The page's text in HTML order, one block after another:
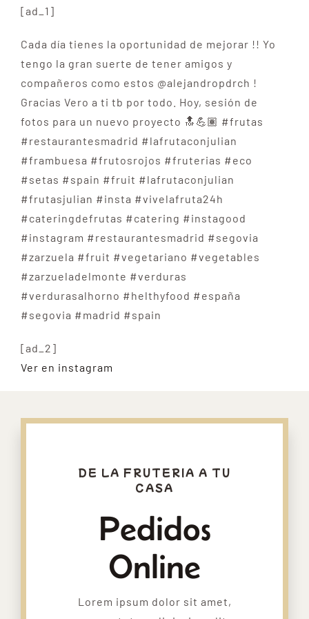
[ad_1]
Cada día tienes la oportunidad de mejorar !! Yo
tengo la gran suerte de tener amigos y
compañeros como estos @alejandropdrch !
Gracias Vero a ti tb por todo. Hoy, sesión de
fotos para un nuevo proyecto 🔝💪🏽 #frutas
#restaurantesmadrid #lafrutaconjulian
#frambuesa #frutosrojos #fruterias #eco
#setas #spain #fruit #lafrutaconjulian
#frutasjulian #insta #vivelafruta24h
#cateringdefrutas #catering #instagood
#instagram #restaurantesmadrid #segovia
#zarzuela #fruit #vegetariano #vegetables
#zarzueladelmonte #verduras
#verdurasalhorno #helthyfood #españa
#segovia #madrid #spain
[ad_2]
Ver en instagram
DE LA FRUTERIA A TU
CASA
Pedidos
Online
Lorem ipsum dolor sit amet,